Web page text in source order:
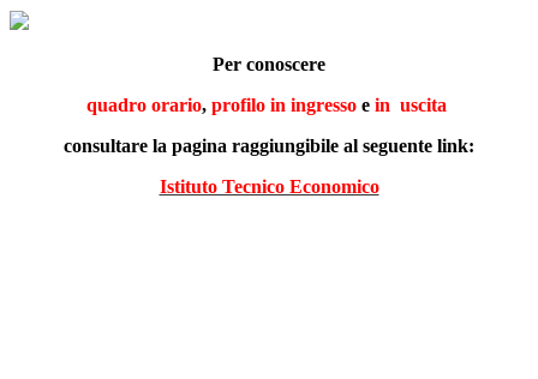
Per conoscere
quadro orario, profilo in ingresso e in uscita
consultare la pagina raggiungibile al seguente link:
Istituto Tecnico Economico